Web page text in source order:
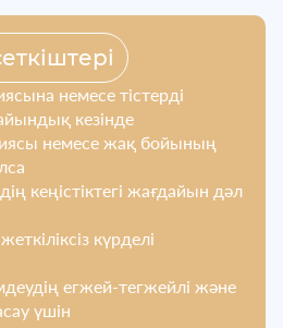
немесе тістерді
кезінде
немесе жақ бойының
кеңістіктегі жағдайын дәл
күрделі
егжей-тегжейлі және
үшін